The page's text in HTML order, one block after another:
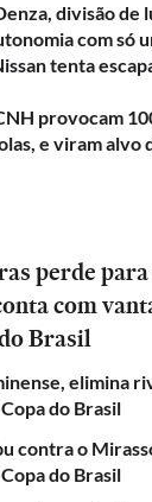
divisão de
com só
tenta
provocam
e viram alvo
perde
com
Brasil
elimina
do Brasil
contra o
do Brasil